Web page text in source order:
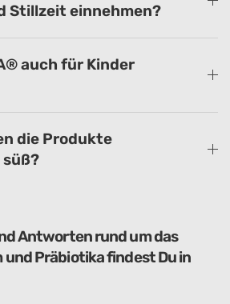
Stillzeit einnehmen?
auch für Kinder
die Produkte
Antworten rund um das
und Präbiotika findest Du in